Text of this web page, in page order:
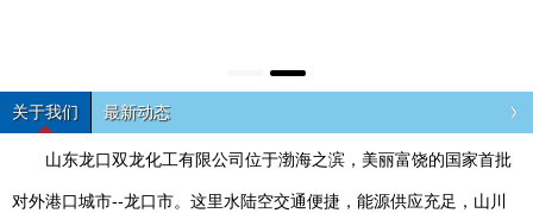
关于我们 最新动态
山东龙口双龙化工有限公司位于渤海之滨，美丽富饶的国家首批
对外港口城市--龙口市。这里水陆空交通便捷，能源供应充足，山川